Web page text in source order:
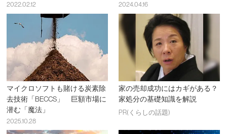
2022.02.12 2024.04.16
マイクロソフトも賭ける炭素除
去技術「BECCS」 巨額市場に
潜む「魔法」
2025.10.28
家の売却成功にはカギがある？
家処分の基礎知識を解説
PR(くらしの話題)